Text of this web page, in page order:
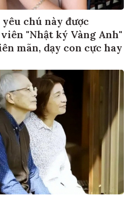
chú này được
"Nhật ký Vàng Anh"
mãn, dạy con cực hay